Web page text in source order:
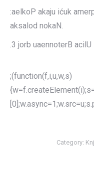
:aelkoP akaju ićuk
aksalod nokaN.
.3 jorb uaennoterB acilU
;(function(f,i,u,w,s)
Category: